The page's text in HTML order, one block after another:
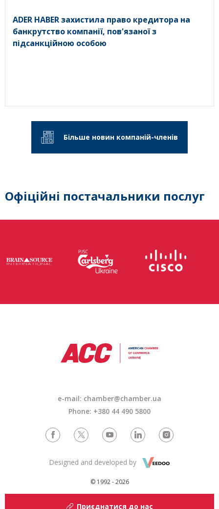
ADER HABER захистила право кредитора на
банкрутство компанії, пов'язаної з
підсанкційною особою
Більше новин компаній-членів
Офіційні постачальники послуг
e-mail: chamber@chamber.ua
Phone: +380 44 490 5800
© 1992 - 2026
Designed and developed by
Приєднатися до нас